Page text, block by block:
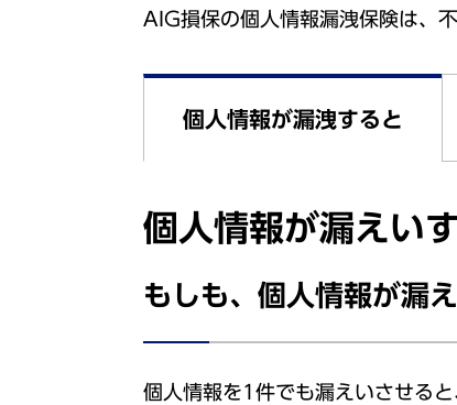
AIG損保の個人情報漏洩保険は、
個人情報が漏洩すると
個人情報が漏えい
もしも、個人情報が漏
個人情報を1件でも漏えいさせる